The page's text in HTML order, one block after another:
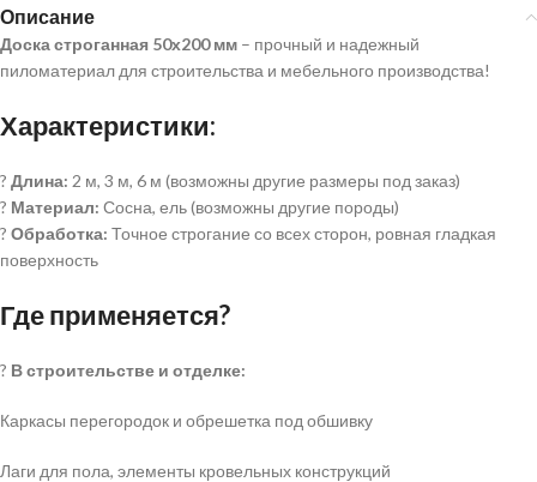
Описание
Доска строганная 50х200 мм – прочный и надежный
пиломатериал для строительства и мебельного производства!
Характеристики:
? Длина: 2 м, 3 м, 6 м (возможны другие размеры под заказ)
? Материал: Сосна, ель (возможны другие породы)
? Обработка: Точное строгание со всех сторон, ровная гладкая
поверхность
Где применяется?
? В строительстве и отделке:
Каркасы перегородок и обрешетка под обшивку
Лаги для пола, элементы кровельных конструкций